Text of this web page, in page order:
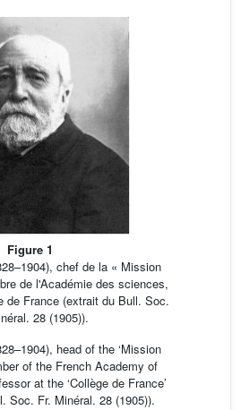
Figure 1
chef de la « Mission
de l'Académie des sciences,
de France (extrait du Bull. Soc.
28 (1905)).
head of the ‘Mission
of the French Academy of
at the ‘Collège de France’
Soc. Fr. Minéral. 28 (1905)).